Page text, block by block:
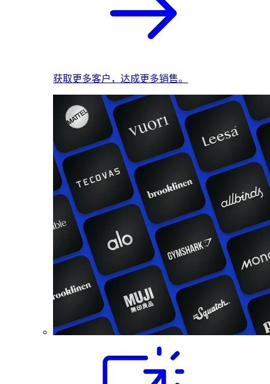
获取更多客户，达成更多销售。